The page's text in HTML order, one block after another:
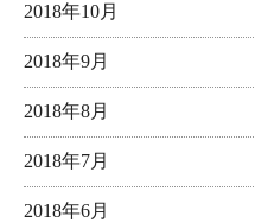
2018年10月
2018年9月
2018年8月
2018年7月
2018年6月